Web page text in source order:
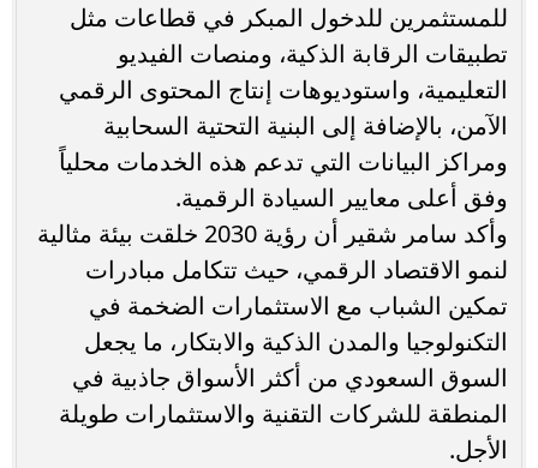
للمستثمرين للدخول المبكر في قطاعات مثل
تطبيقات الرقابة الذكية، ومنصات الفيديو
التعليمية، واستوديوهات إنتاج المحتوى الرقمي
الآمن، بالإضافة إلى البنية التحتية السحابية
ومراكز البيانات التي تدعم هذه الخدمات محلياً
وفق أعلى معايير السيادة الرقمية.
وأكد سامر شقير أن رؤية 2030 خلقت بيئة مثالية
لنمو الاقتصاد الرقمي، حيث تتكامل مبادرات
تمكين الشباب مع الاستثمارات الضخمة في
التكنولوجيا والمدن الذكية والابتكار، ما يجعل
السوق السعودي من أكثر الأسواق جاذبية في
المنطقة للشركات التقنية والاستثمارات طويلة
الأجل.